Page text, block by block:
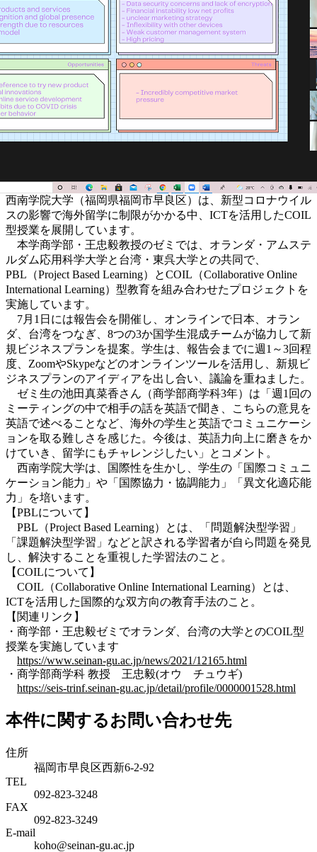
西南学院大学（福岡県福岡市早良区）は、新型コロナウイル
スの影響で海外留学に制限がかかる中、ICTを活用したCOIL
型授業を展開しています。
本学商学部・王忠毅教授のゼミでは、オランダ・アムステ
ルダム応用科学大学と台湾・東呉大学との共同で、
PBL（Project Based Learning）とCOIL（Collaborative Online
International Learning）型教育を組み合わせたプロジェクトを
実施しています。
7月1日には報告会を開催し、オンラインで日本、オラン
ダ、台湾をつなぎ、8つの3か国学生混成チームが協力して新
規ビジネスプランを提案。学生は、報告会までに週1～3回程
度、ZoomやSkypeなどのオンラインツールを活用し、新規ビ
ジネスプランのアイディアを出し合い、議論を重ねました。
ゼミ生の池田真菜香さん（商学部商学科3年）は「週1回の
ミーティングの中で相手の話を英語で聞き、こちらの意見を
英語で述べることなど、海外の学生と英語でコミュニケーシ
ョンを取る難しさを感じた。今後は、英語力向上に磨きをか
けていき、留学にもチャレンジしたい」とコメント。
西南学院大学は、国際性を生かし、学生の「国際コミュニ
ケーション能力」や「国際協力・協調能力」「異文化適応能
力」を培います。
【PBLについて】
PBL（Project Based Learning）とは、「問題解決型学習」
「課題解決型学習」などと訳される学習者が自ら問題を発見
し、解決することを重視した学習法のこと。
【COILについて】
COIL（Collaborative Online International Learning）とは、
ICTを活用した国際的な双方向の教育手法のこと。
【関連リンク】
・商学部・王忠毅ゼミでオランダ、台湾の大学とのCOIL型
授業を実施しています
https://www.seinan-gu.ac.jp/news/2021/12165.html
・商学部商学科 教授 王忠毅(オウ チュウギ)
https://seis-trinf.seinan-gu.ac.jp/detail/profile/0000001528.html
本件に関するお問い合わせ先
住所
福岡市早良区西新6-2-92
TEL
092-823-3248
FAX
092-823-3249
E-mail
koho@seinan-gu.ac.jp